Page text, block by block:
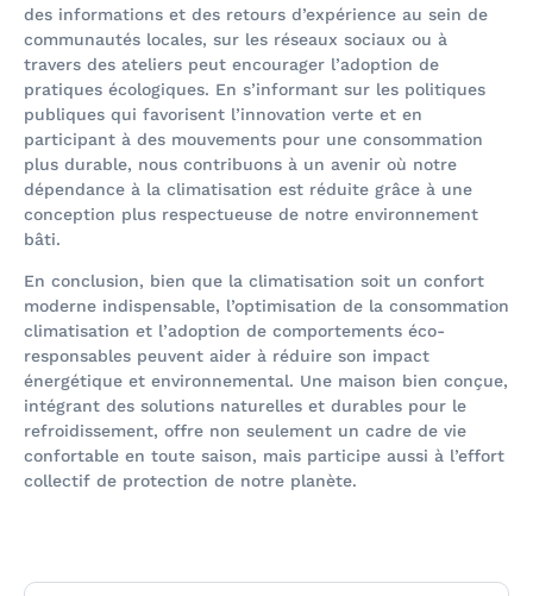
des informations et des retours d’expérience au sein de
communautés locales, sur les réseaux sociaux ou à
travers des ateliers peut encourager l’adoption de
pratiques écologiques. En s’informant sur les politiques
publiques qui favorisent l’innovation verte et en
participant à des mouvements pour une consommation
plus durable, nous contribuons à un avenir où notre
dépendance à la climatisation est réduite grâce à une
conception plus respectueuse de notre environnement
bâti.
En conclusion, bien que la climatisation soit un confort
moderne indispensable, l’optimisation de la consommation
climatisation et l’adoption de comportements éco-
responsables peuvent aider à réduire son impact
énergétique et environnemental. Une maison bien conçue,
intégrant des solutions naturelles et durables pour le
refroidissement, offre non seulement un cadre de vie
confortable en toute saison, mais participe aussi à l’effort
collectif de protection de notre planète.